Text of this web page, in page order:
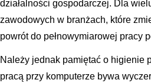
działalności gospodarczej. Dla
zawodowych w branżach, które
powrót do pełnowymiarowej pracy
Należy jednak pamiętać o higienie
pracą przy komputerze bywa